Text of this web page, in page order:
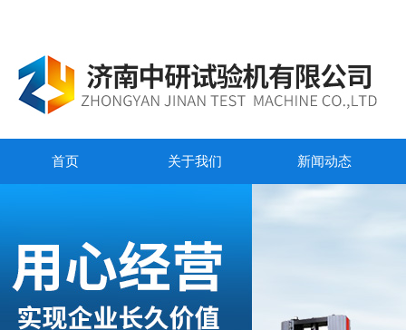
首页 关于我们 新闻动态